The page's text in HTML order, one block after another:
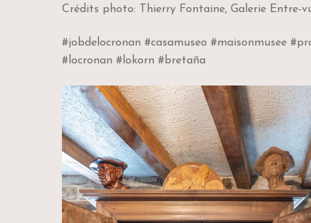
Crédits photo: Thierry Fontaine, Galerie Entre-
#jobdelocronan #casamuseo #maisonmusee
#locronan #lokorn #bretaña